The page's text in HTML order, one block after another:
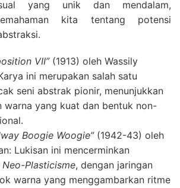
yang unik dan mendalam,
kita tentang potensi
VII”(1913) oleh Wassily
ini merupakan salah satu
seni abstrak pionir, menunjukkan
warna yang kuat dan bentuk non-
Boogie Woogie”(1942-43) oleh
Lukisan ini mencerminkan
Neo-Plasticisme, dengan jaringan
warna yang menggambarkan ritme